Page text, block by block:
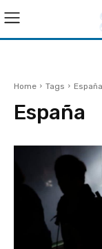
Home Tags España
España